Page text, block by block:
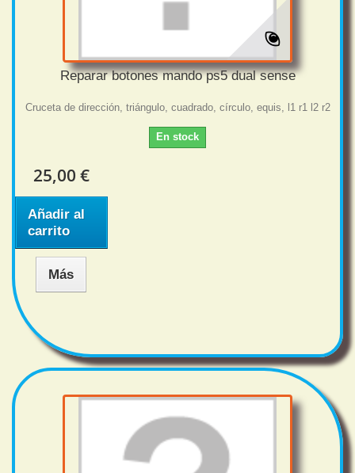
Reparar botones mando ps5 dual sense
Cruceta de dirección, triángulo, cuadrado, círculo, equis, l1 r1 l2 r2
En stock
25,00 €
Añadir al
carrito
Más